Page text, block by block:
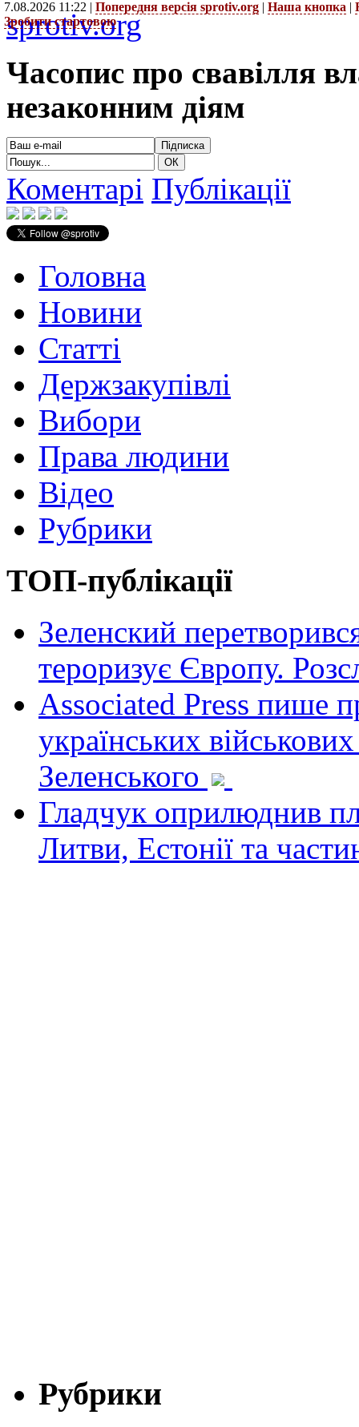
7.08.2026 11:22 | Попередня версія sprotiv.org | Наша кнопка |
Зробити стартовою
sprotiv.org
Часопис про свавілля
незаконним діям
Коментарі Публікації
Головна
Новини
Статті
Держзакупівлі
Вибори
Права людини
Відео
Рубрики
ТОП-публікації
Зеленский
тероризує Європу.
Associated Press пише
українських
Зеленського
Гладчук оприлюднив
Литви, Естонії та
Рубрики